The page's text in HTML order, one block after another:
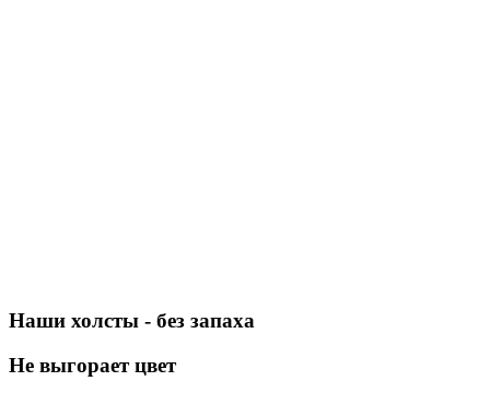
Наши холсты - без запаха
Не выгорает цвет